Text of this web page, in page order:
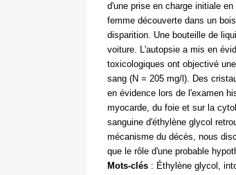
d'une prise en charge initiale
femme découverte dans un
disparition. Une bouteille de
voiture. L'autopsie a mis en
toxicologiques ont objectivé
sang (N = 205 mg/l). Des
en évidence lors de l'examen
myocarde, du foie et sur la
sanguine d'éthylène glycol
mécanisme du décès, nous
que le rôle d'une probable
Mots-clés : Éthylène glycol,